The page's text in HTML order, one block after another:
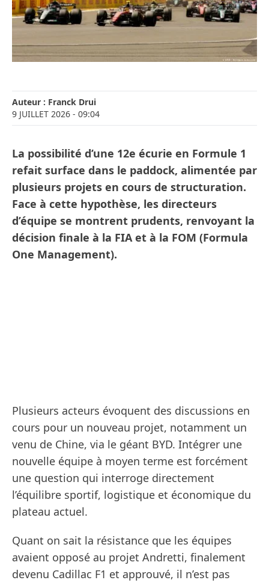
Auteur : Franck Drui
9 JUILLET 2026 - 09:04
La possibilité d’une 12e écurie en Formule 1
refait surface dans le paddock, alimentée par
plusieurs projets en cours de structuration.
Face à cette hypothèse, les directeurs
d’équipe se montrent prudents, renvoyant la
décision finale à la FIA et à la FOM (Formula
One Management).
Plusieurs acteurs évoquent des discussions en
cours pour un nouveau projet, notamment un
venu de Chine, via le géant BYD. Intégrer une
nouvelle équipe à moyen terme est forcément
une question qui interroge directement
l’équilibre sportif, logistique et économique du
plateau actuel.
Quant on sait la résistance que les équipes
avaient opposé au projet Andretti, finalement
devenu Cadillac F1 et approuvé, il n’est pas